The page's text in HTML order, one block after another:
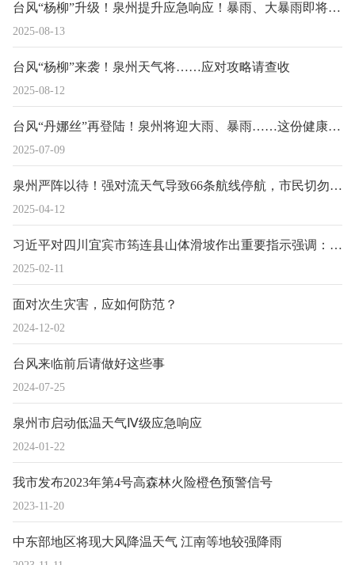
2025-08-13
台风“杨柳”升级！泉州提升应急响应！暴雨、大暴雨即将抵达
2025-08-12
台风“杨柳”来袭！泉州天气将……应对攻略请查收
2025-07-09
台风“丹娜丝”再登陆！泉州将迎大雨、暴雨……这份健康提示请收好
2025-04-12
泉州严阵以待！强对流天气导致66条航线停航，市民切勿外出
2025-02-11
习近平对四川宜宾市筠连县山体滑坡作出重要指示强调：千方百计搜救失联人员 防止发生次生灾害 切实保障人民群众生命财产安全
2024-12-02
面对次生灾害，应如何防范？
2024-07-25
台风来临前后请做好这些事
2024-01-22
泉州市启动低温天气Ⅳ级应急响应
2023-11-20
我市发布2023年第4号高森林火险橙色预警信号
中东部地区将现大风降温天气 江南等地较强降雨